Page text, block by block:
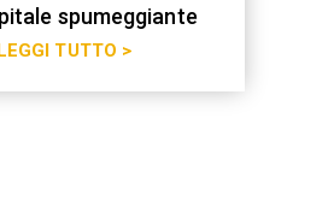
spumeggiante
LEGGI TUTTO >